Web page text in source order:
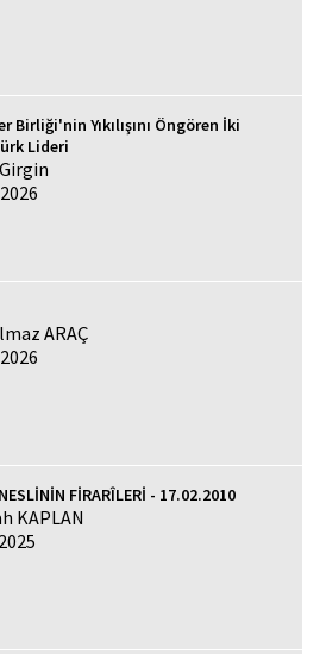
Birliği'nin Yıkılışını Öngören İki
Lideri
ARAÇ
FİRARÎLERİ - 17.02.2010
KAPLAN